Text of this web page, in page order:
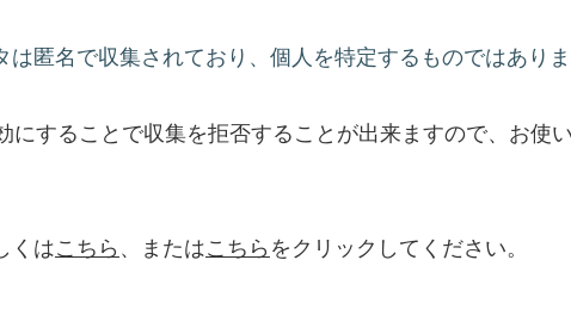
は匿名で収集されており、個人を特定するものではありま
にすることで収集を拒否することが出来ますので、お使
くはこちら 、またはこちら をクリックしてください。